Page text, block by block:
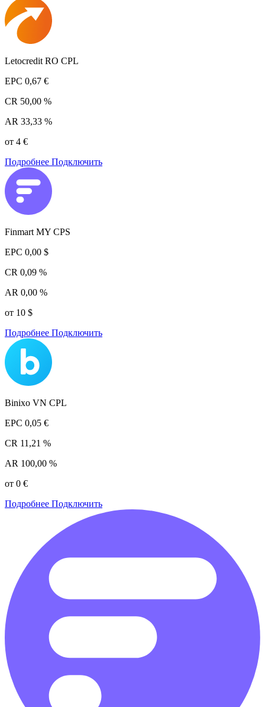
Letocredit RO CPL
EPC 0,67 €
CR 50,00 %
AR 33,33 %
от 4 €
Подробнее Подключить
Finmart MY CPS
EPC 0,00 $
CR 0,09 %
AR 0,00 %
от 10 $
Подробнее Подключить
Binixo VN CPL
EPC 0,05 €
CR 11,21 %
AR 100,00 %
от 0 €
Подробнее Подключить